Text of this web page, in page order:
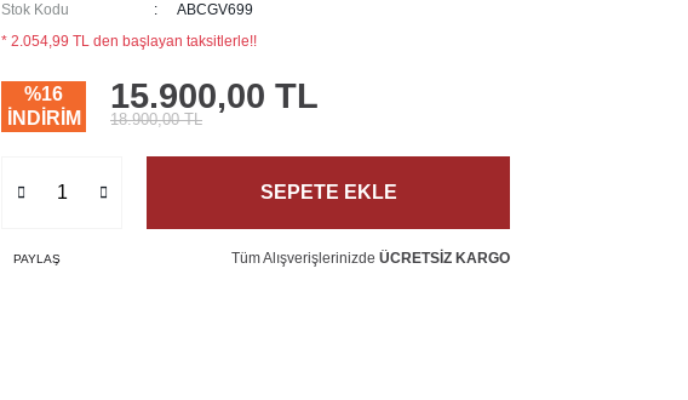
Stok Kodu
ABCGV699
* 2.054,99 TL den başlayan taksitlerle!!
%16
İNDİRİM
15.900,00 TL
18.900,00 TL
SEPETE EKLE
PAYLAŞ Tüm Alışverişlerinizde ÜCRETSİZ KARGO